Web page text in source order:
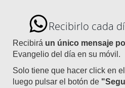
Recibirlo cada
Recibirá un único mensaje
Evangelio del día en su móvil.
Solo tiene que hacer click en
luego pulsar el botón de